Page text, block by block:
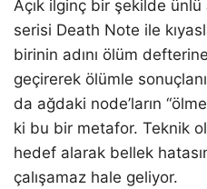
Açık ilginç bir şekilde
serisi Death Note ile
birinin adını ölüm
geçirerek ölümle
da ağdaki node’ların
ki bu bir metafor. Teknik
hedef alarak bellek
çalışamaz hale geliyor.